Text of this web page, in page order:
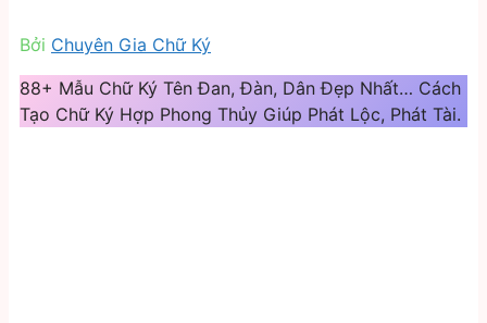
Bởi Chuyên Gia Chữ Ký
88+ Mẫu Chữ Ký Tên Đan, Đàn, Dân Đẹp Nhất… Cách
Tạo Chữ Ký Hợp Phong Thủy Giúp Phát Lộc, Phát Tài.